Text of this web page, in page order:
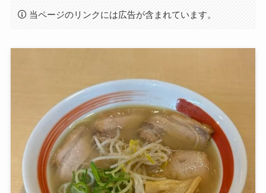
当ページのリンクには広告が含まれています。